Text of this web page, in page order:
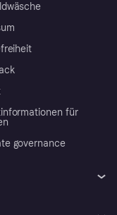
für
governance